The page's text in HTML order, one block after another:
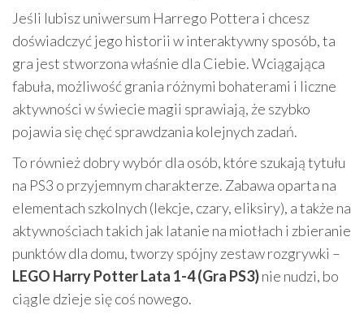
Jeśli lubisz uniwersum Harrego Pottera i chcesz
doświadczyć jego historii w interaktywny sposób, ta
gra jest stworzona właśnie dla Ciebie. Wciągająca
fabuła, możliwość grania różnymi bohaterami i liczne
aktywności w świecie magii sprawiają, że szybko
pojawia się chęć sprawdzania kolejnych zadań.
To również dobry wybór dla osób, które szukają tytułu
na PS3 o przyjemnym charakterze. Zabawa oparta na
elementach szkolnych (lekcje, czary, eliksiry), a także na
aktywnościach takich jak latanie na miotłach i zbieranie
punktów dla domu, tworzy spójny zestaw rozgrywki –
LEGO Harry Potter Lata 1-4 (Gra PS3)nie nudzi, bo
ciągle dzieje się coś nowego.